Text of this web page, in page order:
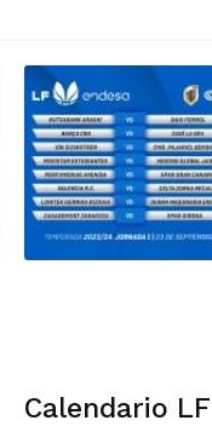
Calendario LF